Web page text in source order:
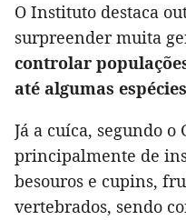
O Instituto destaca
surpreender muita
controlar
até algumas
Já a cuíca, segundo o
principalmente de
besouros e cupins,
vertebrados, sendo